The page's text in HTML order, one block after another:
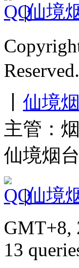
|仙境
Reserved.
仙境
主管：
仙境烟
|仙境
GMT+8,
13